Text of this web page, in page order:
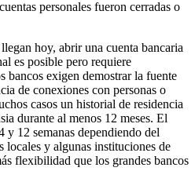
personales fueron cerradas o
hoy, abrir una cuenta bancaria
es posible pero requiere
bancos exigen demostrar la fuente
de conexiones con personas o
casos un historial de residencia
durante al menos 12 meses. El
y 12 semanas dependiendo del
y algunas instituciones de
flexibilidad que los grandes bancos